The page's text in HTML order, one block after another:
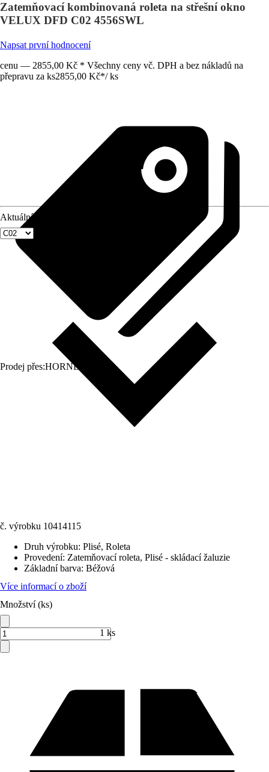
Zatemňovací kombinovaná roleta na střešní okno
VELUX DFD C02 4556SWL
Napsat první hodnocení
cenu — 2855,00 Kč * Všechny ceny vč. DPH a bez nákladů na
přepravu za ks2855,00 Kč*/ ks
Prodej přes:HORNBACH
Aktuální velikost okna
č. výrobku 10414115
Druh výrobku: Plisé, Roleta
Provedení: Zatemňovací roleta, Plisé - skládací žaluzie
Základní barva: Béžová
Více informací o zboží
Množství (ks)
1 ks